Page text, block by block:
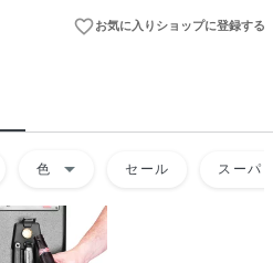
favorite_borderお気に入りショップに登録する
色 arrow_drop_down セール スーパ